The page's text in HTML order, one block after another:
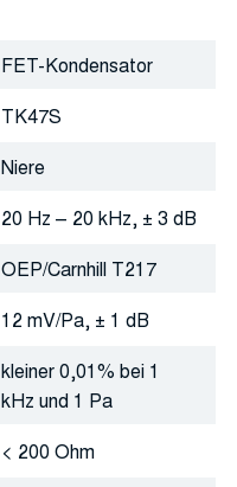
FET-Kondensator
TK47S
Niere
20 Hz – 20 kHz, ± 3 dB
OEP/Carnhill T217
12 mV/Pa, ± 1 dB
kleiner 0,01% bei 1
kHz und 1 Pa
< 200 Ohm